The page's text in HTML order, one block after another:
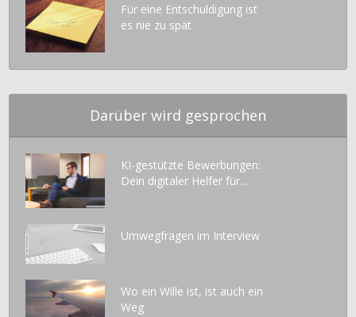
Für eine Entschuldigung ist
es nie zu spät
Darüber wird gesprochen
KI-gestützte Bewerbungen:
Dein digitaler Helfer für...
Umwegfragen im Interview
Wo ein Wille ist, ist auch ein
Weg